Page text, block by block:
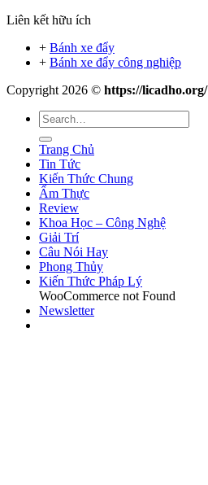
Liên kết hữu ích
+ Bánh xe đẩy
+ Bánh xe đẩy công nghiệp
Copyright 2026 © https://licadho.org/
Trang Chủ
Tin Tức
Kiến Thức Chung
Ẩm Thực
Review
Khoa Học – Công Nghệ
Giải Trí
Câu Nói Hay
Phong Thủy
Kiến Thức Pháp Lý
WooCommerce not Found
Newsletter